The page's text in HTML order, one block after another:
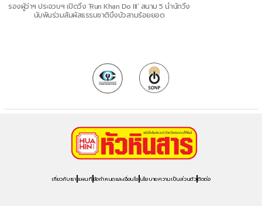
รองผู้ว่าฯ ประจวบฯ เปิดวิ่ง ‘Run Khan Do III’ สนาม 5 นำนักวิ่ง
นับพันร่วมสัมผัสธรรมชาติบึงบัวสามร้อยยอด
เกี่ยวกับเรา แผนที่ข้อกำหนดและเงื่อนไข นโยบายความเป็นส่วนตัวติดต่อ